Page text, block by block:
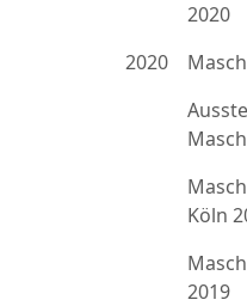
2020
2020
Köln
2019